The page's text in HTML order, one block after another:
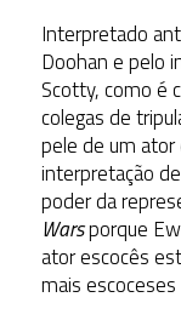
Interpretado
Doohan e pelo
Scotty, como é
colegas de
pele de um
interpretação
poder da
Warsporque
ator escocês
mais